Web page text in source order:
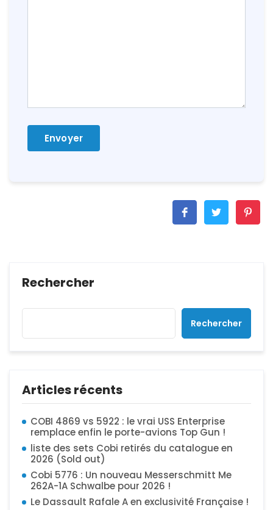
Rechercher
Rechercher
Articles récents
COBI 4869 vs 5922 : le vrai USS Enterprise
remplace enfin le porte-avions Top Gun !
liste des sets Cobi retirés du catalogue en
2026 (Sold out)
Cobi 5776 : Un nouveau Messerschmitt Me
262A-1A Schwalbe pour 2026 !
Le Dassault Rafale A en exclusivité Française !